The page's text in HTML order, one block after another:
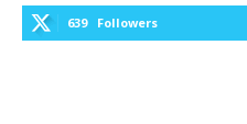
639 Followers